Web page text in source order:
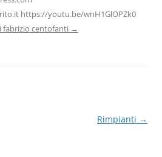
https://youtu.be/wnH1GlOPZk0
fabrizio centofanti →
Rimpianti →